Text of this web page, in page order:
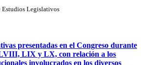
Estudios Legislativos
presentadas en el Congreso durante
LIX y LX, con relación a los
involucrados en los diversos